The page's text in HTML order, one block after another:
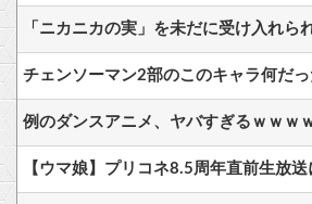
「ニカニカの実」を未だに受け入れら
例のダンスアニメ、ヤバすぎるｗｗｗ